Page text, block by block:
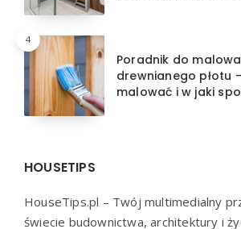
4
Poradnik do
drewnianego płotu
malować i w jaki
HOUSETIPS
HouseTips.pl – Twój multimedialny
świecie budownictwa, architektury i